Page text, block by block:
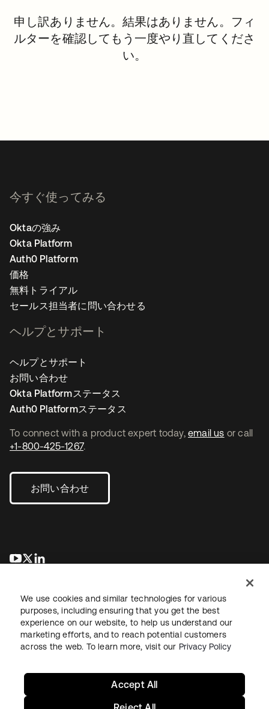
申し訳ありません。結果はありません。フィ
ルターを確認してもう一度やり直してくださ
い。
To connect with a product expert today, email us or call
+1-800-425-1267.
お問い合わせ
新しいタブで開く
新しいタブで開く
今すぐ使ってみる
Oktaの強み
Okta Platform
Auth0 Platform
価格
無料トライアル
セールス担当者に問い合わせる
ヘルプとサポート
ヘルプとサポート
お問い合わせ
Okta Platformステータス
Auth0 Platformステータス
法務プライバシーポリシーサイト利用規約セキュリティ
We use cookies and similar technologies for various
purposes, including ensuring that you get the best
experience on our website, to help us understand our
marketing efforts, and to reach potential customers
across the web. To learn more, visit our Privacy Policy
Accept All